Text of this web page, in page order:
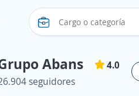
Abans
4.0
seguidores